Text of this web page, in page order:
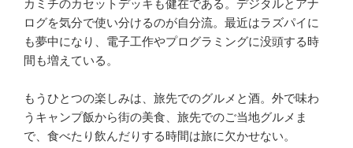
カミチのカセットデッキも健在である。デジタルとアナ
ログを気分で使い分けるのが自分流。最近はラズパイに
も夢中になり、電子工作やプログラミングに没頭する時
間も増えている。
もうひとつの楽しみは、旅先でのグルメと酒。外で味わ
うキャンプ飯から街の美食、旅先でのご当地グルメま
で、食べたり飲んだりする時間は旅に欠かせない。